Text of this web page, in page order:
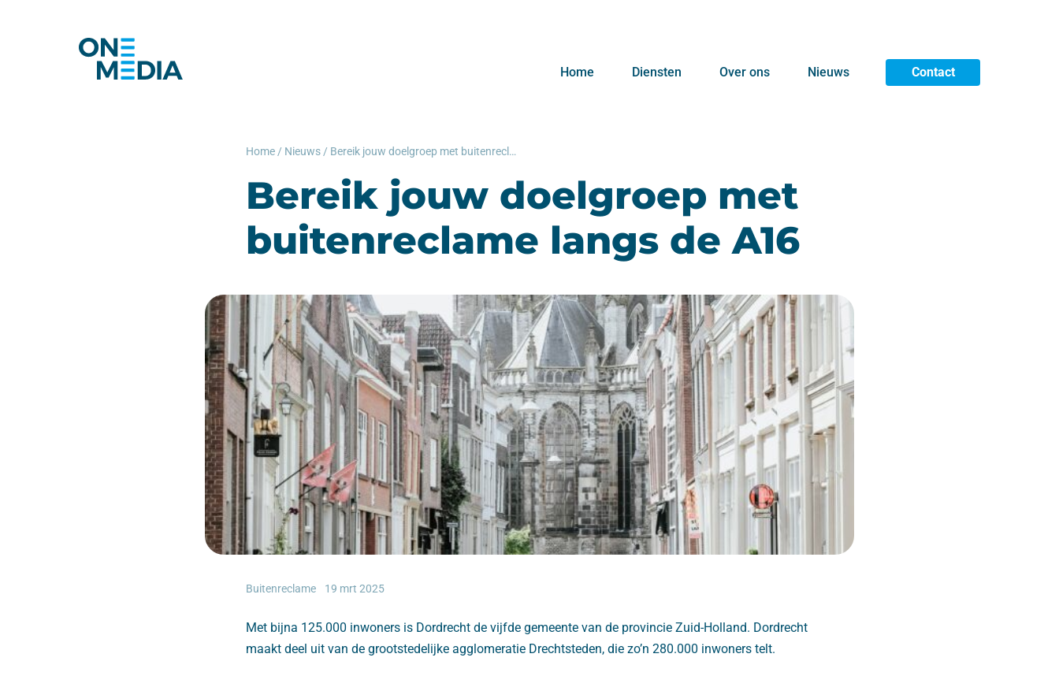
Home Diensten Over ons Nieuws Contact
Home / Nieuws / Bereik jouw doelgroep met buitenreclame langs de A16
Bereik jouw doelgroep met
buitenreclame langs de A16
Buitenreclame 19 mrt 2025
Met bijna 125.000 inwoners is Dordrecht de vijfde gemeente van de provincie Zuid-Holland. Dordrecht
maakt deel uit van de grootstedelijke agglomeratie Drechtsteden, die zo’n 280.000 inwoners telt.